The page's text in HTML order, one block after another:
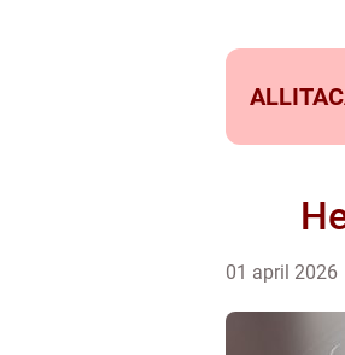
01 april 2026